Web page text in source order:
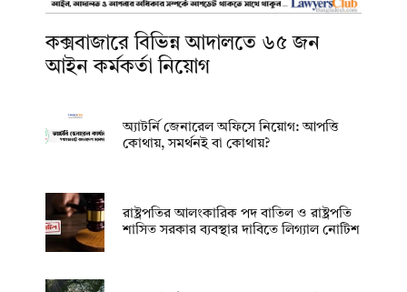
কক্সবাজারে বিভিন্ন আদালতে ৬৫ জন
আইন কর্মকর্তা নিয়োগ
অ্যাটর্নি জেনারেল অফিসে নিয়োগ: আপত্তি
কোথায়, সমর্থনই বা কোথায়?
রাষ্ট্রপতির আলংকারিক পদ বাতিল ও রাষ্ট্রপতি
শাসিত সরকার ব্যবস্থার দাবিতে লিগ্যাল নোটিশ